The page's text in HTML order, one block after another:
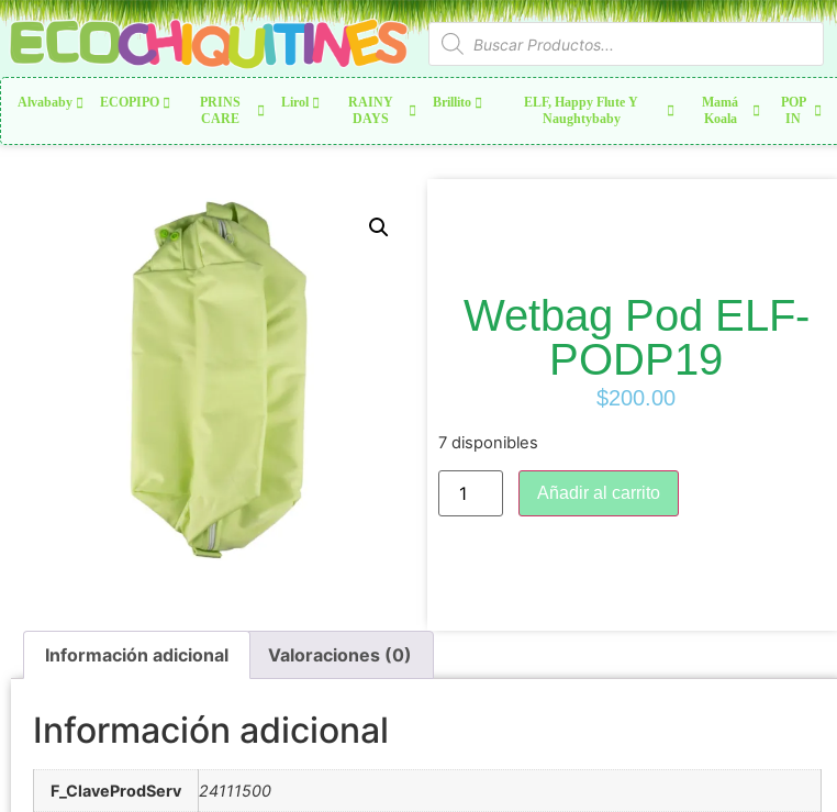
Alvababy ECOPIPO
PRINS
CARE
Lirol
RAINY
DAYS
Brillito
ELF, Happy Flute Y
Naughtybaby
Mamá
Koala
POP
IN
Wetbag Pod ELF-
PODP19
$200.00
7 disponibles
Añadir al carrito
Información adicional Valoraciones (0)
Información adicional
F_ClaveProdServ 24111500